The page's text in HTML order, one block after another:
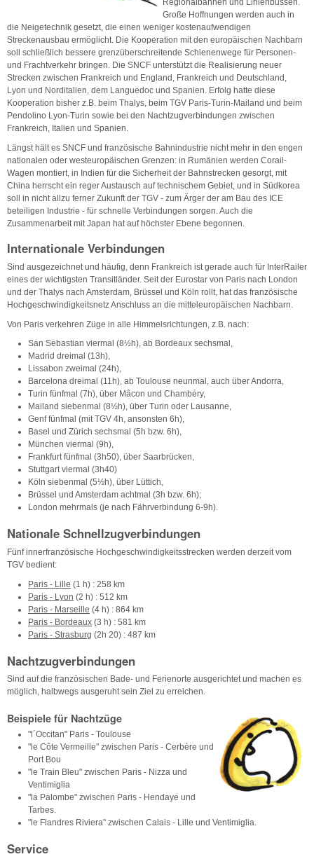
Regionalbahnen und Linienbussen.
Große Hoffnungen werden auch in
die Neigetechnik gesetzt, die einen weniger kostenaufwendigen
Streckenausbau ermöglicht. Die Kooperation mit den europäischen Nachbarn
soll schließlich bessere grenzüberschreitende Schienenwege für Personen-
und Frachtverkehr bringen. Die SNCF unterstützt die Realisierung neuer
Strecken zwischen Frankreich und England, Frankreich und Deutschland,
Lyon und Norditalien, dem Languedoc und Spanien. Erfolg hatte diese
Kooperation bisher z.B. beim Thalys, beim TGV Paris-Turin-Mailand und beim
Pendolino Lyon-Turin sowie bei den Nachtzugverbindungen zwischen
Frankreich, Italien und Spanien.
Längst hält es SNCF und französische Bahnindustrie nicht mehr in den engen
nationalen oder westeuropäischen Grenzen: in Rumänien werden Corail-
Wagen montiert, in Indien für die Sicherheit der Bahnstrecken gesorgt, mit
China herrscht ein reger Austausch auf technischem Gebiet, und in Südkorea
soll in nicht allzu ferner Zukunft der TGV - zum Ärger der am Bau des ICE
beteiligen Industrie - für schnelle Verbindungen sorgen. Auch die
Zusammenarbeit mit Japan hat auf höchster Ebene begonnen.
Internationale Verbindungen
Sind ausgezeichnet und häufig, denn Frankreich ist gerade auch für InterRailer
eines der wichtigsten Transitländer. Seit der Eurostar von Paris nach London
und der Thalys nach Amsterdam, Brüssel und Köln rollt, hat das französische
Hochgeschwindigkeitsnetz Anschluss an die mitteleuropäischen Nachbarn.
Von Paris verkehren Züge in alle Himmelsrichtungen, z.B. nach:
San Sebastian viermal (8½h), ab Bordeaux sechsmal,
Madrid dreimal (13h),
Lissabon zweimal (24h),
Barcelona dreimal (11h), ab Toulouse neunmal, auch über Andorra,
Turin fünfmal (7h), über Mâcon und Chambéry,
Mailand siebenmal (8½h), über Turin oder Lausanne,
Genf fünfmal (mit TGV 4h, ansonsten 6h),
Basel und Zürich sechsmal (5h bzw. 6h),
München viermal (9h),
Frankfurt fünfmal (3h50), über Saarbrücken,
Stuttgart viermal (3h40)
Köln siebenmal (5½h), über Lüttich,
Brüssel und Amsterdam achtmal (3h bzw. 6h);
London mehrmals (je nach Fährverbindung 6-9h).
Nationale Schnellzugverbindungen
Fünf innerfranzösische Hochgeschwindigkeitsstrecken werden derzeit vom
TGV bedient:
Paris - Lille (1 h) : 258 km
Paris - Lyon (2 h) : 512 km
Paris - Marseille (4 h) : 864 km
Paris - Bordeaux (3 h) : 581 km
Paris - Strasburg (2h 20) : 487 km
Nachtzugverbindungen
Sind auf die französischen Bade- und Ferienorte ausgerichtet und machen es
möglich, halbwegs ausgeruht sein Ziel zu erreichen.
Beispiele für Nachtzüge
"l´Occitan" Paris - Toulouse
"le Côte Vermeille" zwischen Paris - Cerbère und
Port Bou
"le Train Bleu" zwischen Paris - Nizza und
Ventimiglia
"la Palombe" zwischen Paris - Hendaye und
Tarbes.
"le Flandres Riviera" zwischen Calais - Lille und Ventimiglia.
Service